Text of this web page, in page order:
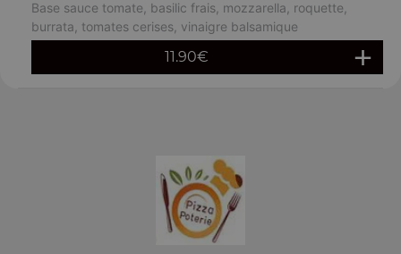
Base sauce tomate, basilic frais, mozzarella, roquette,
burrata, tomates cerises, vinaigre balsamique
11.90€